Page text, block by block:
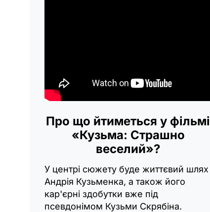
Про що йтиметься у фільмі
«Кузьма: Страшно
веселий»?
У центрі сюжету буде життєвий шлях
Андрія Кузьменка, а також його
кар'єрні здобутки вже під
псевдонімом Кузьми Скрябіна.